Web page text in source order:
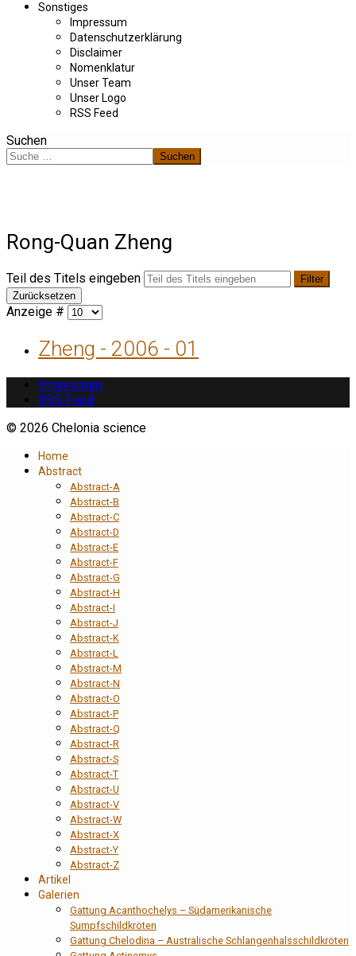
Sonstiges
Impressum
Datenschutzerklärung
Disclaimer
Nomenklatur
Unser Team
Unser Logo
RSS Feed
Suchen
Suchen
Rong-Quan Zheng
Teil des Titels eingeben
Filter
Zurücksetzen
Anzeige #
Zheng - 2006 - 01
Impressum
RSS Feed
© 2026 Chelonia science
Home
Abstract
Abstract-A
Abstract-B
Abstract-C
Abstract-D
Abstract-E
Abstract-F
Abstract-G
Abstract-H
Abstract-I
Abstract-J
Abstract-K
Abstract-L
Abstract-M
Abstract-N
Abstract-O
Abstract-P
Abstract-Q
Abstract-R
Abstract-S
Abstract-T
Abstract-U
Abstract-V
Abstract-W
Abstract-X
Abstract-Y
Abstract-Z
Artikel
Galerien
Gattung Acanthochelys – Südamerikanische
Sumpfschildkröten
Gattung Chelodina – Australische Schlangenhalsschildkröten